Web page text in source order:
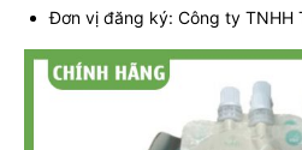
Đơn vị đăng ký: Công ty TNHH